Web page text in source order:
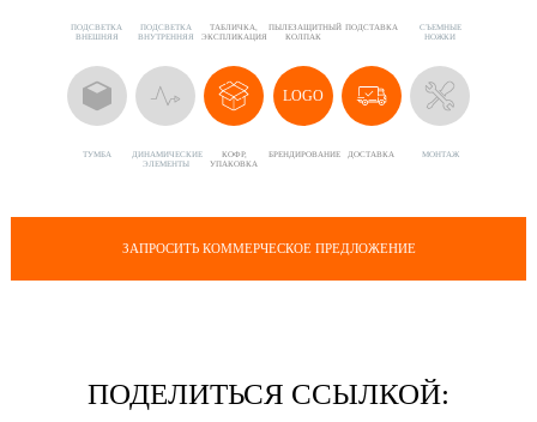
ПОДСВЕТКА
ВНЕШНЯЯ
ПОДСВЕТКА
ВНУТРЕННЯЯ
ТАБЛИЧКА,
ЭКСПЛИКАЦИЯ
ПЫЛЕЗАЩИТНЫЙ
КОЛПАК
ПОДСТАВКА
CЪЕМНЫЕ
НОЖКИ
ТУМБА
ДИНАМИЧЕСКИЕ
ЭЛЕМЕНТЫ
КОФР,
УПАКОВКА
LOGO
БРЕНДИРОВАНИЕ ДОСТАВКА МОНТАЖ
ЗАПРОСИТЬ КОММЕРЧЕСКОЕ ПРЕДЛОЖЕНИЕ
ПОДЕЛИТЬСЯ ССЫЛКОЙ: